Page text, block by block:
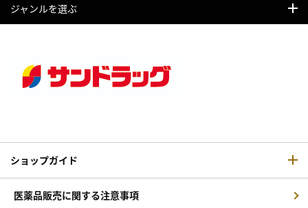
ジャンルを選ぶ
ショップガイド
医薬品販売に関する注意事項